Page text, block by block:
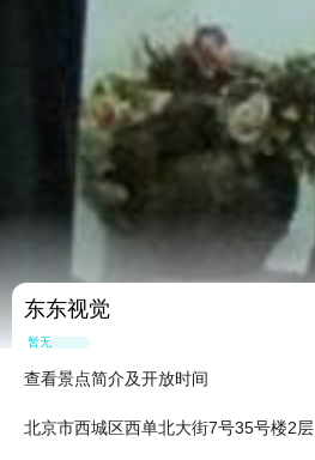
东东视觉
暂无点评
查看景点简介及开放时间
北京市西城区西单北大街7号35号楼2层